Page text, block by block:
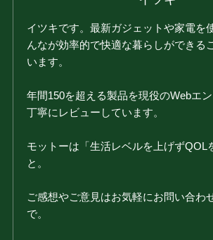
イツキです。最新ガジェットや家電を
んなが効率的で快適な暮らしができる
います。
年間150を超える製品を現役のWebエ
丁寧にレビューしています。
モットーは「生活レベルを上げずQOL
と。
ご感想やご意見はお気軽にお問い合わ
で。